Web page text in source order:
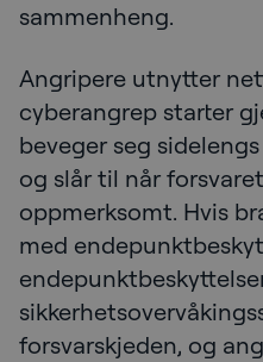
sammenheng.
Angripere utnytter
cyberangrep starter
beveger seg
og slår til når
oppmerksomt. Hvis
med
forsvarskjeden, og